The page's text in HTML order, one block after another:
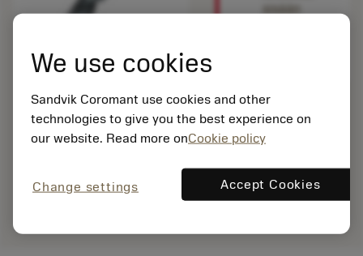
sisään
We use cookies
Sandvik Coromant use cookies and other
technologies to give you the best experience on
our website. Read more onCookie policy
Change settings Accept Cookies